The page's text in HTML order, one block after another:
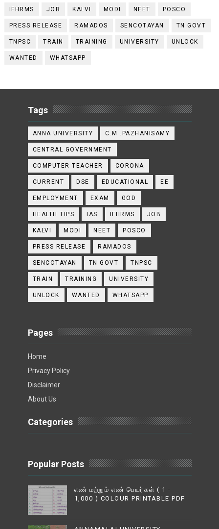
IFHRMS JOB KALVI MODI NEET POSCO
PRESS RELEASE RAMADOS SENCOTAYAN TN GOVT
TNPSC TRAIN TRAINING UNIVERSITY UNLOCK
WANTED WHATSAPP
Tags
ANNA UNIVERSITY C.M .PAZHANISAMY
CENTRAL GOVERNMENT
COMPUTER TEACHER CORONA
CURRENT DSE EDUCATIONAL EE
EMPLOYMENT EXAM GOD
HEALTH TIPS IAS IFHRMS JOB
KALVI MODI NEET POSCO
PRESS RELEASE RAMADOS
SENCOTAYAN TN GOVT TNPSC
TRAIN TRAINING UNIVERSITY
UNLOCK WANTED WHATSAPP
Pages
Home
Privacy Policy
Disclaimer
About Us
Categories
Popular Posts
எண் மற்றும் எண் பெயர்கள் ( 1 -
1,000 ) COLOUR PRINTABLE PDF